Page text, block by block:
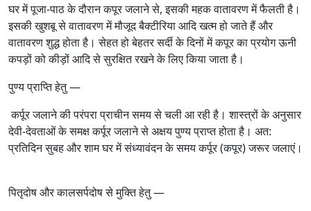
घर में पूजा-पाठ के दौरान कपूर जलाने से, इसकी महक वातावरण में फैलती है।
इसकी खुशबू से वातावरण में मौजूद बैक्टीरिया आदि खत्म हो जाते हैं और
वातावरण शुद्ध होता है। सेहत हो बेहतर सर्दी के दिनों में कपूर का प्रयोग ऊनी
कपड़ों को कीड़ों आदि से सुरक्षित रखने के लिए किया जाता है।
पुण्य प्राप्ति हेतु —
कर्पूर जलाने की परंपरा प्राचीन समय से चली आ रही है। शास्त्रों के अनुसार
देवी-देवताओं के समक्ष कर्पूर जलाने से अक्षय पुण्य प्राप्त होता है। अत:
प्रतिदिन सुबह और शाम घर में संध्यावंदन के समय कर्पूर (कपूर) जरूर जलाएं।
पितृदोष और कालसर्पदोष से मुक्ति हेतु —